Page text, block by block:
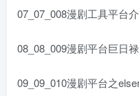
07_07_008漫剧工具平台
08_08_009漫剧平台巨日
09_09_010漫剧平台之